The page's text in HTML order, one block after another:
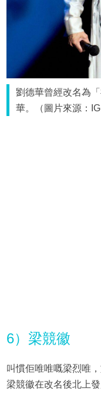
劉德華曾經改名為
華。（圖片來源：
6）梁競徽
叫慣佢唯唯嘅梁烈唯
梁競徽在改名後北上